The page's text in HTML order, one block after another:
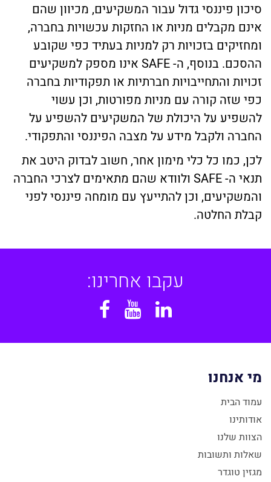
סיכון פיננסי גדול עבור המשקיעים, מכיוון שהם
אינם מקבלים מניות או החזקות עכשויות בחברה,
ומחזיקים בזכויות רק למניות בעתיד כפי שקובע
ההסכם. בנוסף, ה- SAFE אינו מספק למשקיעים
זכויות והתחייבויות חברתיות או תפקודיות בחברה
כפי שזה קורה עם מניות מפורטות, וכן עשוי
להשפיע על היכולת של המשקיעים להשפיע על
החברה ולקבל מידע על מצבה הפיננסי והתפקודי.
לכן, כמו כל כלי מימון אחר, חשוב לבדוק היטב את
תנאי ה- SAFE ולוודא שהם מתאימים לצרכי החברה
והמשקיעים, וכן להתייעץ עם מומחה פיננסי לפני
קבלת החלטה.
עקבו אחרינו:
Linkedin
YouTube
מי אנחנו
עמוד הבית
אודותינו
הצוות שלנו
שאלות ותשובות
מגזין טוגדר